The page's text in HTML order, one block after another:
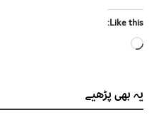
Like this:
Loading…
یہ بھیپڑھیے